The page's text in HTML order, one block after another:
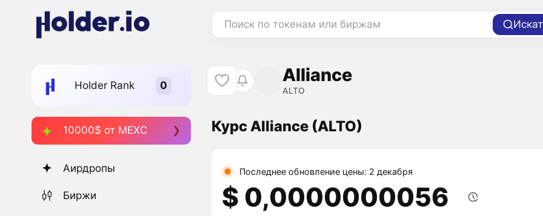
Поиск по токенам или биржам
Holder Rank
10000$ от MEXC
Аирдропы
Биржи
Alliance
ALTO
Курс Alliance (ALTO)
Последнее обновление цены: 2 декабря
$ 0,0000000056